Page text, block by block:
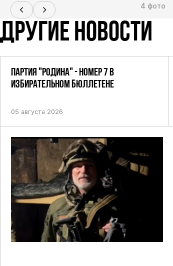
4 фото
ДРУГИЕ НОВОСТИ
ПАРТИЯ "РОДИНА" - НОМЕР 7 В
ИЗБИРАТЕЛЬНОМ БЮЛЛЕТЕНЕ
05 августа 2026